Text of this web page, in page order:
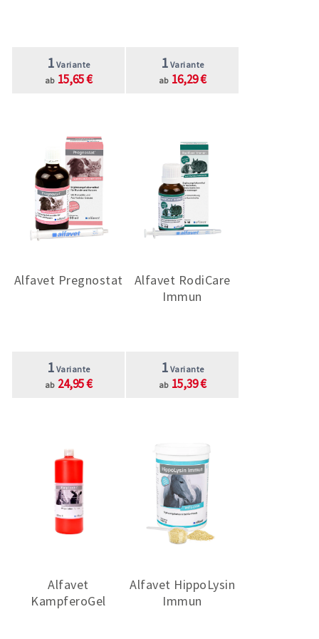
1 Variante
ab 15,65 €
1 Variante
ab 16,29 €
Alfavet Pregnostat
1 Variante
ab 24,95 €
Alfavet RodiCare
Immun
1 Variante
ab 15,39 €
Alfavet
KampferoGel
Alfavet HippoLysin
Immun